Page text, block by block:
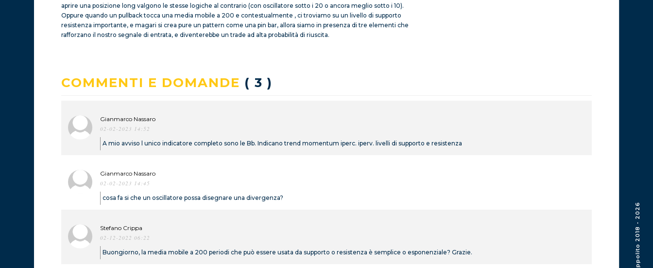
aprire una posizione long valgono le stesse logiche al contrario (con oscillatore sotto i 20 o ancora meglio sotto i 10).
Oppure quando un pullback tocca una media mobile a 200 e contestualmente , ci troviamo su un livello di supporto
resistenza importante, e magari si crea pure un pattern come una pin bar, allora siamo in presenza di tre elementi che
rafforzano il nostro segnale di entrata, e diventerebbe un trade ad alta probabilità di riuscita.
COMMENTI E DOMANDE ( 3 )
Gianmarco Nassaro
02-02-2023 14:52
A mio avviso l unico indicatore completo sono le Bb. Indicano trend momentum iperc. iperv. livelli di supporto e resistenza
Gianmarco Nassaro
02-02-2023 14:45
cosa fa si che un oscillatore possa disegnare una divergenza?
Stefano Crippa
02-12-2022 06:22
Buongiorno, la media mobile a 200 periodi che può essere usata da supporto o resistenza è semplice o esponenziale? Grazie.